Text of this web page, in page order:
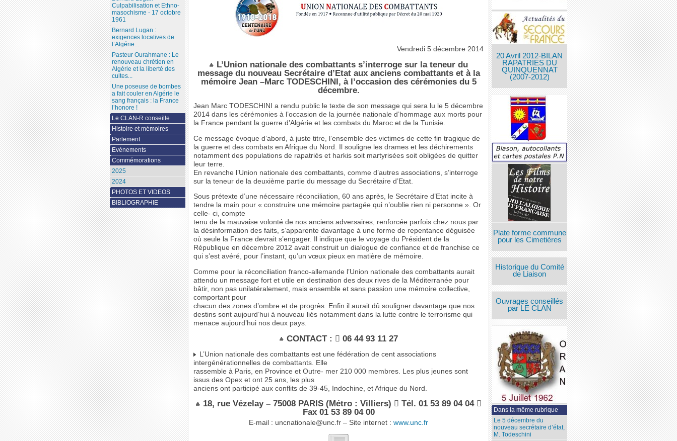
Vendredi 5 décembre 2014
L’Union nationale des combattants s’interroge sur la teneur du
message du nouveau Secrétaire d’Etat aux anciens combattants et à la
mémoire Jean –Marc TODESCHINI, à l’occasion des cérémonies du 5
décembre.
Jean Marc TODESCHINI a rendu public le texte de son message qui sera lu le 5 décembre
2014 dans les cérémonies à l’occasion de la journée nationale d’hommage aux morts pour
la France pendant la guerre d’Algérie et les combats du Maroc et de la Tunisie.
Ce message évoque d’abord, à juste titre, l’ensemble des victimes de cette fin tragique de
la guerre et des combats en Afrique du Nord. Il souligne les drames et les déchirements
notamment des populations de rapatriés et harkis soit martyrisées soit obligées de quitter
leur terre.
En revanche l’Union nationale des combattants, comme d’autres associations, s’interroge
sur la teneur de la deuxième partie du message du Secrétaire d’Etat.
Sous prétexte d’une nécessaire réconciliation, 60 ans après, le Secrétaire d’Etat incite à
tendre la main pour « construire une mémoire partagée qui n’oublie rien ni personne ». Or
celle- ci, compte
tenu de la mauvaise volonté de nos anciens adversaires, renforcée parfois chez nous par
la désinformation des faits, s’apparente davantage à une forme de repentance déguisée
où seule la France devrait s’engager. Il indique que le voyage du Président de la
République en décembre 2012 avait construit un dialogue de confiance et de franchise ce
qui s’est avéré, pour l’instant, qu’un vœux pieux en matière de mémoire.
Comme pour la réconciliation franco-allemande l’Union nationale des combattants aurait
attendu un message fort et utile en destination des deux rives de la Méditerranée pour
bâtir, non pas unilatéralement, mais ensemble et sans passion une mémoire collective,
comportant pour
chacun des zones d’ombre et de progrès. Enfin il aurait dû souligner davantage que nos
destins sont aujourd’hui à nouveau liés notamment dans la lutte contre le terrorisme qui
menace aujourd’hui nos deux pays.
CONTACT :  06 44 93 11 27
L’Union nationale des combattants est une fédération de cent associations
intergénérationnelles de combattants. Elle
rassemble à Paris, en Province et Outre- mer 210 000 membres. Les plus jeunes sont
issus des Opex et ont 25 ans, les plus
anciens ont participé aux conflits de 39-45, Indochine, et Afrique du Nord.
18, rue Vézelay – 75008 PARIS (Métro : Villiers)  Tél. 01 53 89 04 04 
Fax 01 53 89 04 00
E-mail : uncnationale@unc.fr – Site internet : www.unc.fr
20 Avril 2012-BILAN
RAPATRIES DU
QUINQUENNAT
(2007-2012)
Plate forme commune
pour les Cimetières
Historique du Comité
de Liaison
Ouvrages conseillés
par LE CLAN
Dans la même rubrique
Le 5 décembre du
nouveau secrétaire d’état,
M. Todeschini
Culpabilisation et Ethno-
masochisme - 17 octobre
1961
Bernard Lugan :
exigences locatives de
l’Algérie...
Pasteur Ourahmane : Le
renouveau chrétien en
Algérie et la liberté des
cultes...
Une poseuse de bombes
a fait couler en Algérie le
sang français : la France
l’honore !
Le CLAN-R conseille
Histoire et mémoires
Parlement
Evènements
Commémorations
2025
2024
PHOTOS ET VIDEOS
BIBLIOGRAPHIE